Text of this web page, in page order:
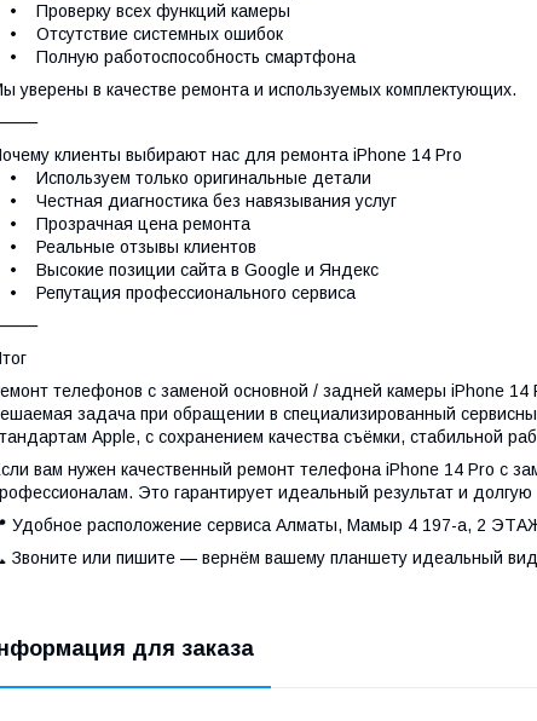
• Проверку всех функций камеры
• Отсутствие системных ошибок
• Полную работоспособность смартфона
уверены в качестве ремонта и используемых комплектующих.
клиенты выбирают нас для ремонта iPhone 14 Pro
• Используем только оригинальные детали
• Честная диагностика без навязывания услуг
• Прозрачная цена ремонта
• Реальные отзывы клиентов
• Высокие позиции сайта в Google и Яндекс
• Репутация профессионального сервиса
телефонов с заменой основной / задней камеры iPhone
задача при обращении в специализированный
Apple, с сохранением качества съёмки, стабильной
вам нужен качественный ремонт телефона iPhone 14 Pro с
Это гарантирует идеальный результат и
Удобное расположение сервиса Алматы, Мамыр 4 197-а, 2
Звоните или пишите — вернём вашему планшету идеальный
для заказа